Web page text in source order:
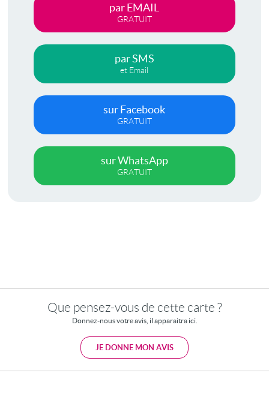
par EMAIL
GRATUIT
par SMS
et Email
sur Facebook
GRATUIT
sur WhatsApp
GRATUIT
Que pensez-vous de cette carte ?
Donnez-nous votre avis, il apparaitra ici.
JE DONNE MON AVIS